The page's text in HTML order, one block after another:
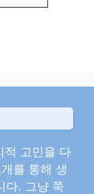
적 고민을 다
를 통해 생
다. 그냥 쭉